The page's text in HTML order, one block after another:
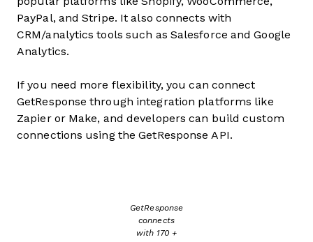
PayPal, and Stripe. It also connects with
CRM/analytics tools such as Salesforce and Google
Analytics.
If you need more flexibility, you can connect
GetResponse through integration platforms like
Zapier or Make, and developers can build custom
connections using the GetResponse API.
GetResponse
connects
with 170 +